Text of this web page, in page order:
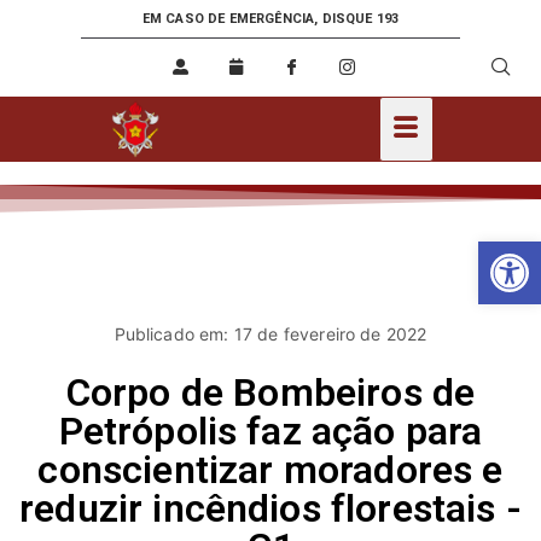
EM CASO DE EMERGÊNCIA, DISQUE 193
Publicado em: 17 de fevereiro de 2022
Corpo de Bombeiros de
Petrópolis faz ação para
conscientizar moradores e
reduzir incêndios florestais -